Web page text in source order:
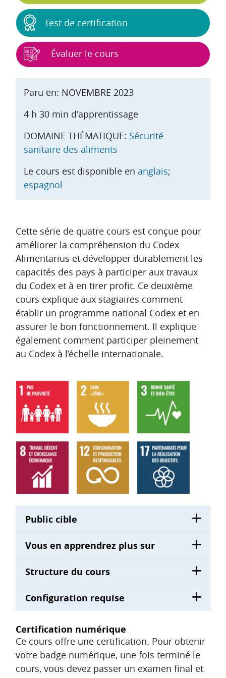
Aperçu des sections
Cette série de quatre cours est conçue pour
améliorer la compréhension du Codex
Alimentarius et développer durablement les
capacités des pays à participer aux travaux
du Codex et à en tirer profit. Ce deuxième
cours explique aux stagiaires comment
établir un programme national Codex et en
assurer le bon fonctionnement. Il explique
également comment participer pleinement
au Codex à l’échelle internationale.
Public cible
Vous en apprendrez plus sur
Structure du cours
Configuration requise
Certification numérique
Ce cours offre une certification. Pour obtenir
votre badge numérique, une fois terminé le
cours, vous devez passer un examen final et
Paru en: NOVEMBRE 2023
4 h 30 min d'apprentissage
DOMAINE THÉMATIQUE: Sécurité
sanitaire des aliments
Le cours est disponible en anglais;
espagnol
Test de certification
Évaluer le cours